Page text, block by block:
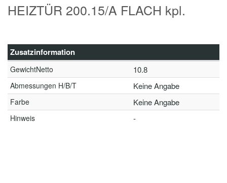
HEIZTÜR 200.15/A FLACH kpl.
Zusatzinformation
GewichtNetto 10.8
Abmessungen H/B/T Keine Angabe
Farbe Keine Angabe
Hinweis -